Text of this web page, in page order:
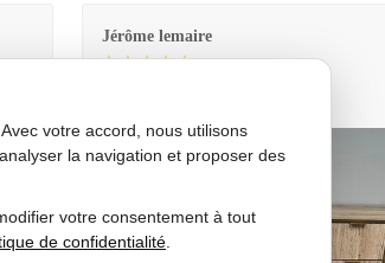
Jérôme lemaire
votre accord, nous utilisons
la navigation et proposer des
votre consentement à tout
de confidentialité